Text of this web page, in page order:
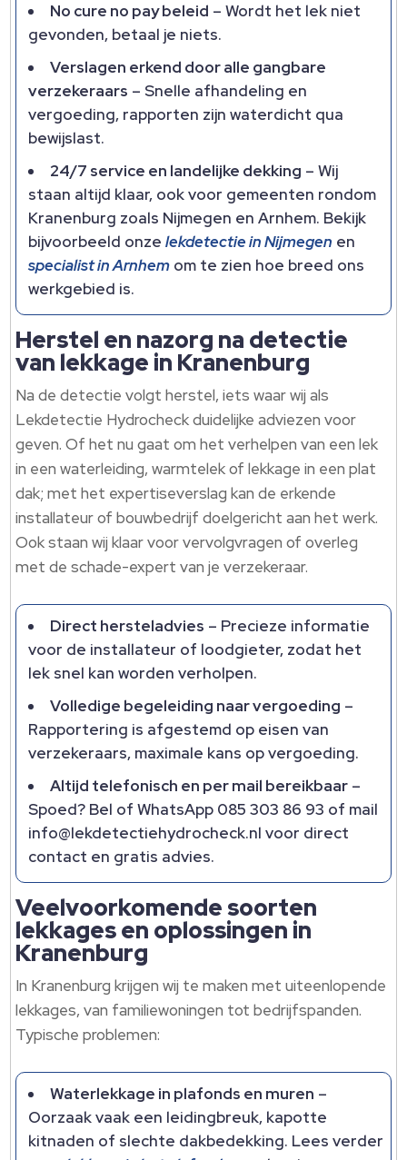
No cure no pay beleid – Wordt het lek niet
gevonden, betaal je niets.​
Verslagen erkend door alle gangbare
verzekeraars – Snelle afhandeling en
vergoeding, rapporten zijn waterdicht qua
bewijslast.​
24/7 service en landelijke dekking – Wij
staan altijd klaar, ook voor gemeenten rondom
Kranenburg zoals Nijmegen en Arnhem.​ Bekijk
bijvoorbeeld onzelekdetectie in Nijmegen en
specialist in Arnhem om te zien hoe breed ons
werkgebied is.​
Herstel en nazorg na detectie
van lekkage in Kranenburg
Na de detectie volgt herstel, iets waar wij als
Lekdetectie Hydrocheck duidelijke adviezen voor
geven.​ Of het nu gaat om het verhelpen van een lek
in een waterleiding, warmtelek of lekkage in een plat
dak; met het expertiseverslag kan de erkende
installateur of bouwbedrijf doelgericht aan het werk.​
Ook staan wij klaar voor vervolgvragen of overleg
met de schade-expert van je verzekeraar.​
Direct hersteladvies – Precieze informatie
voor de installateur of loodgieter, zodat het
lek snel kan worden verholpen.​
Volledige begeleiding naar vergoeding –
Rapportering is afgestemd op eisen van
verzekeraars, maximale kans op vergoeding.​
Altijd telefonisch en per mail bereikbaar –
Spoed? Bel of WhatsApp 085 303 86 93 of mail
info@lekdetectiehydrocheck.​nl voor direct
contact en gratis advies.​
Veelvoorkomende soorten
lekkages en oplossingen in
Kranenburg
In Kranenburg krijgen wij te maken met uiteenlopende
lekkages, van familiewoningen tot bedrijfspanden.​
Typische problemen:
Waterlekkage in plafonds en muren –
Oorzaak vaak een leidingbreuk, kapotte
kitnaden of slechte dakbedekking.​ Lees verder